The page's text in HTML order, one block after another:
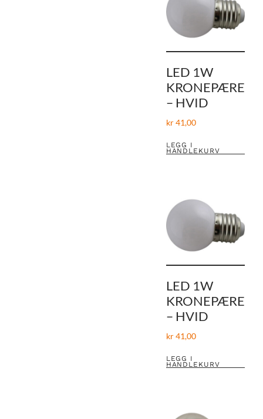
LED 1W
KRONEPÆRE
– HVID
kr41,00
LEGG I
HANDLEKURV
LED 1W
KRONEPÆRE
– HVID
kr41,00
LEGG I
HANDLEKURV